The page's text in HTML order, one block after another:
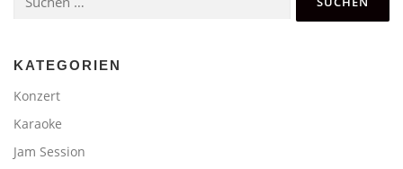
nach:
KATEGORIEN
Konzert
Karaoke
Jam Session